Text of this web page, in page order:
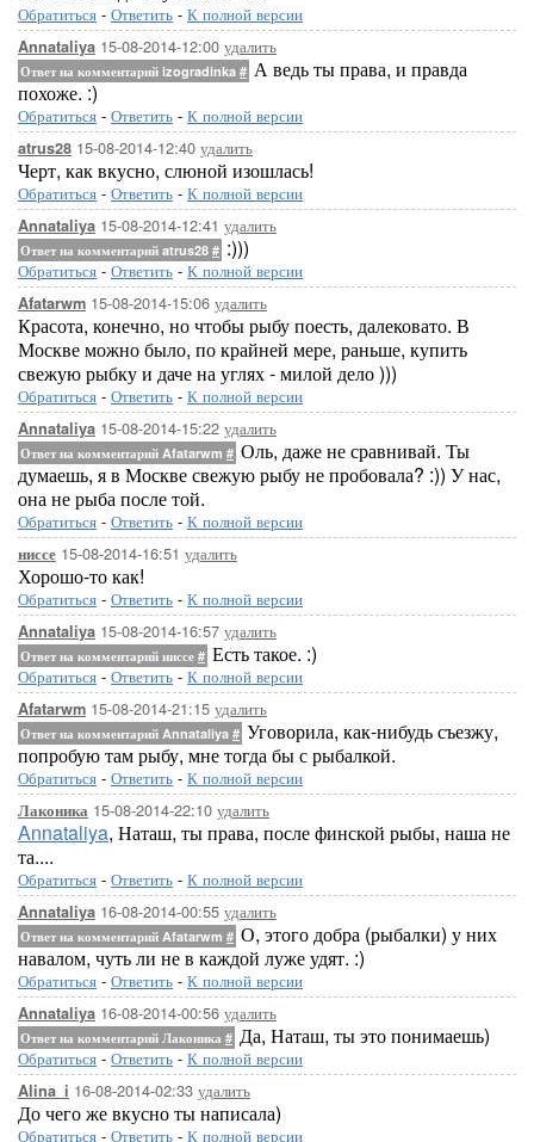
Обратиться - Ответить - К полной версии
Annataliya 15-08-2014-12:00 удалить
Ответ на комментарий izogradinka # А ведь ты права, и правда
похоже. :)
Обратиться - Ответить - К полной версии
atrus28 15-08-2014-12:40 удалить
Черт, как вкусно, слюной изошлась!
Обратиться - Ответить - К полной версии
Annataliya 15-08-2014-12:41 удалить
Ответ на комментарий atrus28 # :)))
Обратиться - Ответить - К полной версии
Afatarwm 15-08-2014-15:06 удалить
Красота, конечно, но чтобы рыбу поесть, далековато. В
Москве можно было, по крайней мере, раньше, купить
свежую рыбку и даче на углях - милой дело )))
Обратиться - Ответить - К полной версии
Annataliya 15-08-2014-15:22 удалить
Ответ на комментарий Afatarwm # Оль, даже не сравнивай. Ты
думаешь, я в Москве свежую рыбу не пробовала? :)) У нас,
она не рыба после той.
Обратиться - Ответить - К полной версии
ниссе 15-08-2014-16:51 удалить
Хорошо-то как!
Обратиться - Ответить - К полной версии
Annataliya 15-08-2014-16:57 удалить
Ответ на комментарий ниссе # Есть такое. :)
Обратиться - Ответить - К полной версии
Afatarwm 15-08-2014-21:15 удалить
Ответ на комментарий Annataliya # Уговорила, как-нибудь съезжу,
попробую там рыбу, мне тогда бы с рыбалкой.
Обратиться - Ответить - К полной версии
Лаконика 15-08-2014-22:10 удалить
Annataliya, Наташ, ты права, после финской рыбы, наша не
та....
Обратиться - Ответить - К полной версии
Annataliya 16-08-2014-00:55 удалить
Ответ на комментарий Afatarwm # О, этого добра (рыбалки) у них
навалом, чуть ли не в каждой луже удят. :)
Обратиться - Ответить - К полной версии
Annataliya 16-08-2014-00:56 удалить
Ответ на комментарий Лаконика # Да, Наташ, ты это понимаешь)
Обратиться - Ответить - К полной версии
Alina_i 16-08-2014-02:33 удалить
До чего же вкусно ты написала)
Обратиться - Ответить - К полной версии